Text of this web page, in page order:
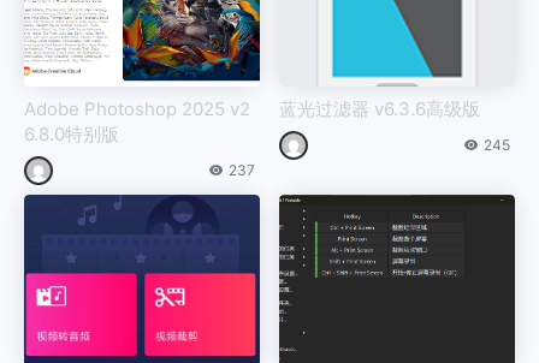
Adobe Photoshop 2025 v2
6.8.0特别版
237
蓝光过滤器 v6.3.6高级版
245